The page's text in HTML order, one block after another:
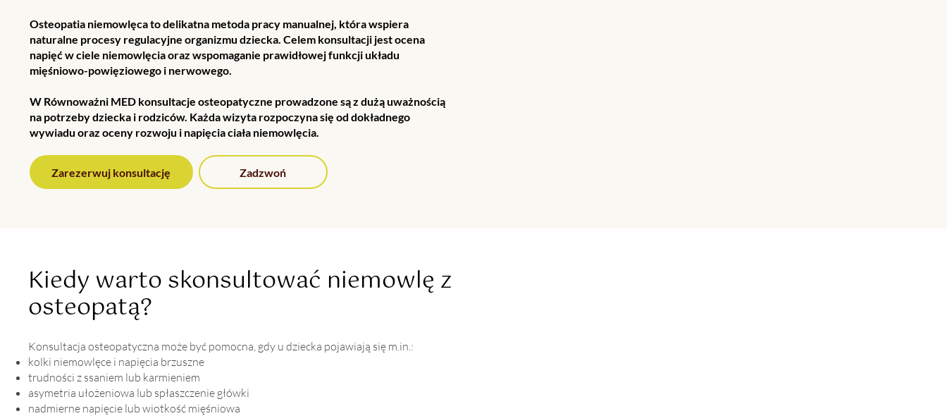
Osteopatia niemowlęca to delikatna metoda pracy manualnej, która wspiera
naturalne procesy regulacyjne organizmu dziecka. Celem konsultacji jest ocena
napięć w ciele niemowlęcia oraz wspomaganie prawidłowej funkcji układu
mięśniowo-powięziowego i nerwowego.
W Równoważni MED konsultacje osteopatyczne prowadzone są z dużą uważnością
na potrzeby dziecka i rodziców. Każda wizyta rozpoczyna się od dokładnego
wywiadu oraz oceny rozwoju i napięcia ciała niemowlęcia.
Zarezerwuj konsultację Zadzwoń
Kiedy warto skonsultować niemowlę z
osteopatą?
Konsultacja osteopatyczna może być pomocna, gdy u dziecka pojawiają się m.in.:
kolki niemowlęce i napięcia brzuszne
trudności z ssaniem lub karmieniem
asymetria ułożeniowa lub spłaszczenie główki
nadmierne napięcie lub wiotkość mięśniowa